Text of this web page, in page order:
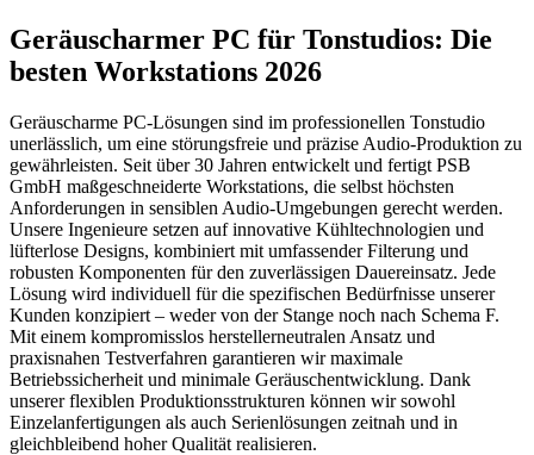
Geräuscharmer PC für Tonstudios: Die
besten Workstations 2026
Geräuscharme PC-Lösungen sind im professionellen Tonstudio
unerlässlich, um eine störungsfreie und präzise Audio-Produktion zu
gewährleisten. Seit über 30 Jahren entwickelt und fertigt PSB
GmbH maßgeschneiderte Workstations, die selbst höchsten
Anforderungen in sensiblen Audio-Umgebungen gerecht werden.
Unsere Ingenieure setzen auf innovative Kühltechnologien und
lüfterlose Designs, kombiniert mit umfassender Filterung und
robusten Komponenten für den zuverlässigen Dauereinsatz. Jede
Lösung wird individuell für die spezifischen Bedürfnisse unserer
Kunden konzipiert – weder von der Stange noch nach Schema F.
Mit einem kompromisslos herstellerneutralen Ansatz und
praxisnahen Testverfahren garantieren wir maximale
Betriebssicherheit und minimale Geräuschentwicklung. Dank
unserer flexiblen Produktionsstrukturen können wir sowohl
Einzelanfertigungen als auch Serienlösungen zeitnah und in
gleichbleibend hoher Qualität realisieren.